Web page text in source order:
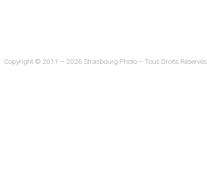
Copyright © 2011 – 2026 Strasbourg Photo – Tous Droits Réservés.